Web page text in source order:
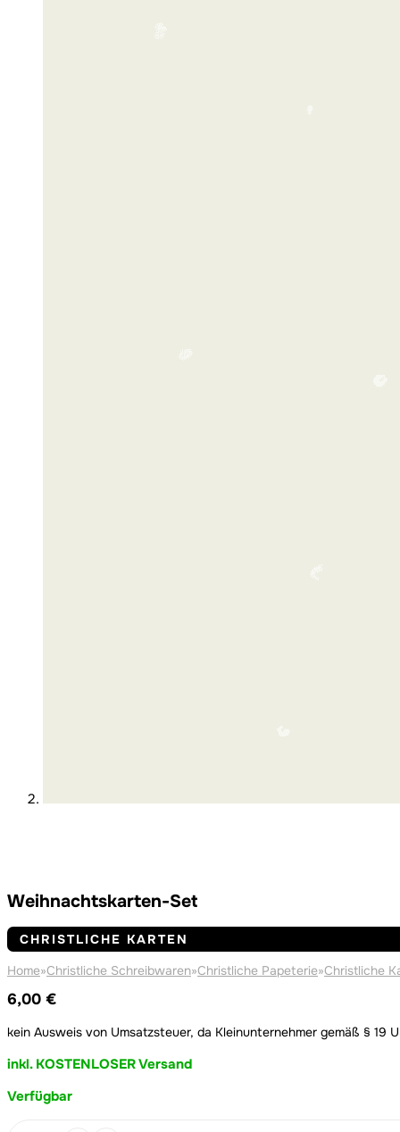
Weihnachtskarten-Set
CHRISTLICHE KARTEN
Home»Christliche Schreibwaren»Christliche Papeterie»Christliche
6,00 €
kein Ausweis von Umsatzsteuer, da Kleinunternehmer gemäß § 19
inkl. KOSTENLOSER Versand
Verfügbar